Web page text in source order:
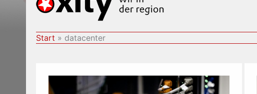
Start datacenter